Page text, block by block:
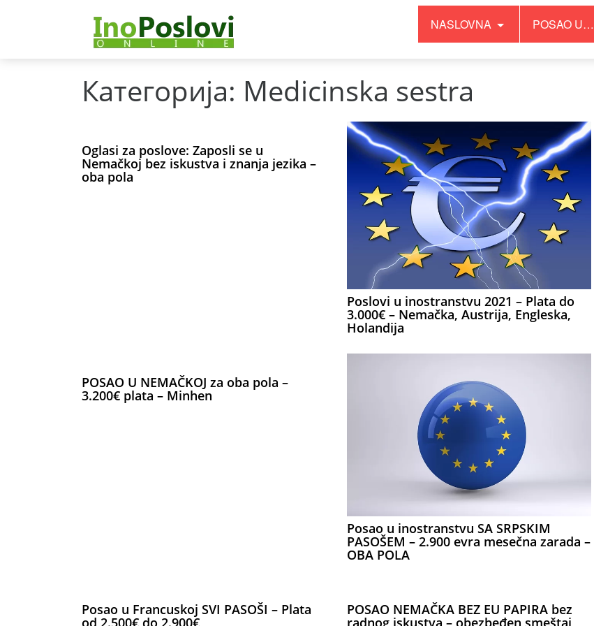
NASLOVNA POSAO U…
Категорија: Medicinska sestra
Oglasi za poslove: Zaposli se u
Nemačkoj bez iskustva i znanja jezika –
oba pola
Poslovi u inostranstvu 2021 – Plata do
3.000€ – Nemačka, Austrija, Engleska,
Holandija
POSAO U NEMAČKOJ za oba pola –
3.200€ plata – Minhen
Posao u inostranstvu SA SRPSKIM
PASOŠEM – 2.900 evra mesečna zarada –
OBA POLA
Posao u Francuskoj SVI PASOŠI – Plata
od 2.500€ do 2.900€
POSAO NEMAČKA BEZ EU PAPIRA bez
radnog iskustva – obezbeđen smeštaj,